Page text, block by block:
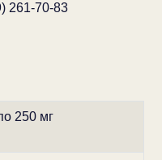
261-70-83
250 мг